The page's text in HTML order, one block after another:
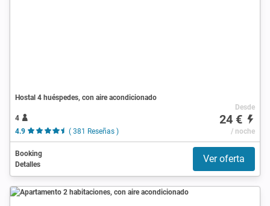
Hostal 4 huéspedes, con aire acondicionado
4
4.9
( 381 Reseñas )
Desde
24 €
/ noche
Booking
Detalles
Ver oferta